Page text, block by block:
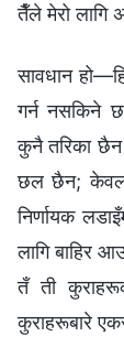
तैँले मेरो
सावधान
गर्न नसकिने
कुनै तरिका
छल छैन; केवल
निर्णायक
लागि बाहिर
तँ ती
कुराहरूबारे